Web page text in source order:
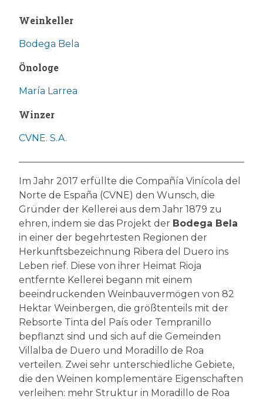
Weinkeller
Bodega Bela
Önologe
María Larrea
Winzer
CVNE. S.A.
Im Jahr 2017 erfüllte die Compañía Vinícola del
Norte de España (CVNE) den Wunsch, die
Gründer der Kellerei aus dem Jahr 1879 zu
ehren, indem sie das Projekt der Bodega Bela
in einer der begehrtesten Regionen der
Herkunftsbezeichnung Ribera del Duero ins
Leben rief. Diese von ihrer Heimat Rioja
entfernte Kellerei begann mit einem
beeindruckenden Weinbauvermögen von 82
Hektar Weinbergen, die größtenteils mit der
Rebsorte Tinta del País oder Tempranillo
bepflanzt sind und sich auf die Gemeinden
Villalba de Duero und Moradillo de Roa
verteilen. Zwei sehr unterschiedliche Gebiete,
die den Weinen komplementäre Eigenschaften
verleihen: mehr Struktur in Moradillo de Roa